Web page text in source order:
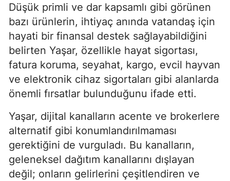
Düşük primli ve dar kapsamlı gibi görünen
bazı ürünlerin, ihtiyaç anında vatandaş için
hayati bir finansal destek sağlayabildiğini
belirten Yaşar, özellikle hayat sigortası,
fatura koruma, seyahat, kargo, evcil hayvan
ve elektronik cihaz sigortaları gibi alanlarda
önemli fırsatlar bulunduğunu ifade etti.
Yaşar, dijital kanalların acente ve brokerlere
alternatif gibi konumlandırılmaması
gerektiğini de vurguladı. Bu kanalların,
geleneksel dağıtım kanallarını dışlayan
değil; onların gelirlerini çeşitlendiren ve